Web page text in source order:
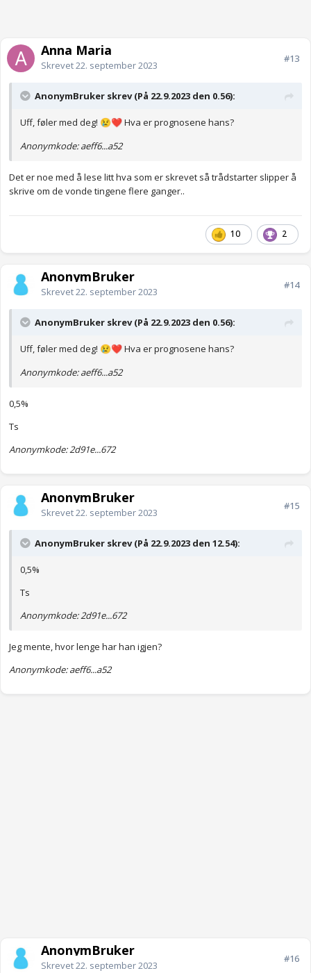
Anna Maria
Skrevet22. september 2023
#13
AnonymBruker skrev (På 22.9.2023 den 0.56):
Uff, føler med deg! 😢❤️ Hva er prognosene hans?
Anonymkode: aeff6...a52
Det er noe med å lese litt hva som er skrevet så trådstarter slipper å
skrive om de vonde tingene flere ganger..
10 2
AnonymBruker
Skrevet22. september 2023
#14
AnonymBruker skrev (På 22.9.2023 den 0.56):
Uff, føler med deg! 😢❤️ Hva er prognosene hans?
Anonymkode: aeff6...a52
0,5%
Ts
Anonymkode: 2d91e...672
AnonymBruker
Skrevet22. september 2023
#15
AnonymBruker skrev (På 22.9.2023 den 12.54):
0,5%
Ts
Anonymkode: 2d91e...672
Jeg mente, hvor lenge har han igjen?
Anonymkode: aeff6...a52
AnonymBruker
Skrevet22. september 2023
#16